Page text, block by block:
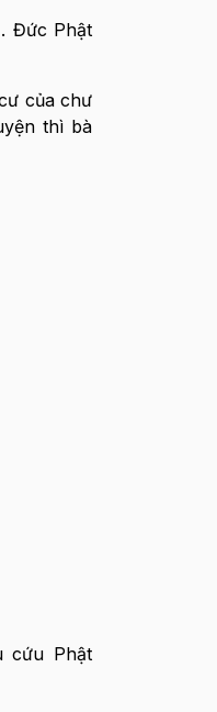
Đức Phật
của chư
thì bà
cứu Phật